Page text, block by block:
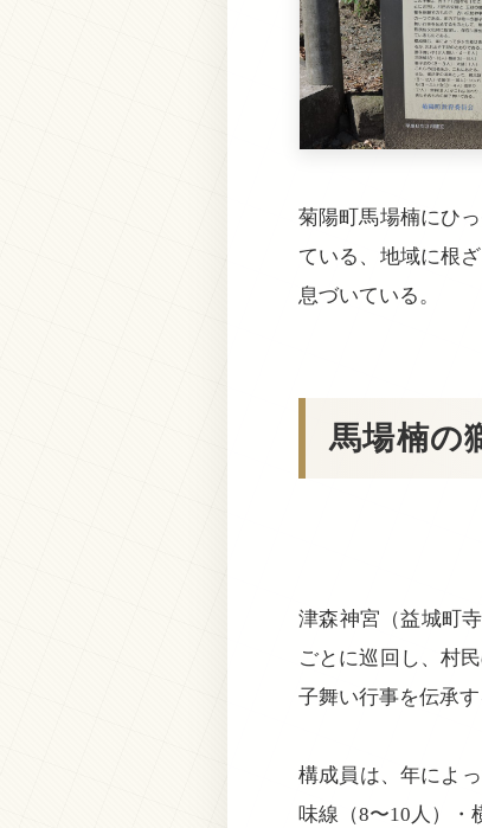
菊陽町馬場楠にひ
ている、地域に根
息づいている。
馬場楠の
津森神宮（益城町
ごとに巡回し、村
子舞い行事を伝承
構成員は、年によ
味線（8〜10人）・